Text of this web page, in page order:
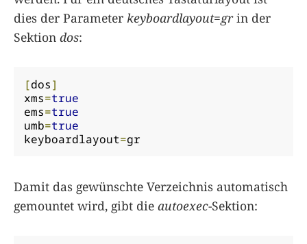
dies der Parameter keyboardlayout=grin der
Sektion dos:
[dos]
xms=true
ems=true
umb=true
keyboardlayout=gr
Damit das gewünschte Verzeichnis automatisch
gemountet wird, gibt die autoexec-Sektion: